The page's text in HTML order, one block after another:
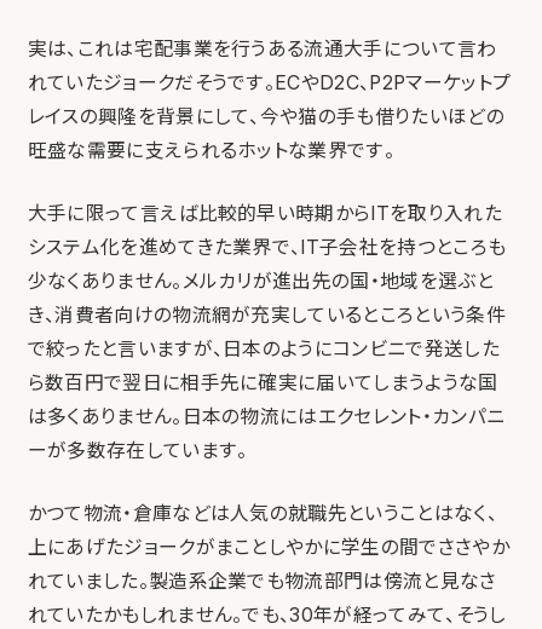
実は、これは宅配事業を行うある流通大手について言わ
れていたジョークだそうです。ECやD2C、P2Pマーケットプ
レイスの興隆を背景にして、今や猫の手も借りたいほどの
旺盛な需要に支えられるホットな業界です。
大手に限って言えば比較的早い時期からITを取り入れた
システム化を進めてきた業界で、IT子会社を持つところも
少なくありません。メルカリが進出先の国・地域を選ぶと
き、消費者向けの物流網が充実しているところという条件
で絞ったと言いますが、日本のようにコンビニで発送した
ら数百円で翌日に相手先に確実に届いてしまうような国
は多くありません。日本の物流にはエクセレント・カンパニ
ーが多数存在しています。
かつて物流・倉庫などは人気の就職先ということはなく、
上にあげたジョークがまことしやかに学生の間でささやか
れていました。製造系企業でも物流部門は傍流と見なさ
れていたかもしれません。でも、30年が経ってみて、そうし